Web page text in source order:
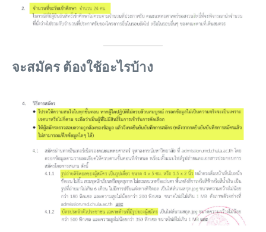
จะสมัคร ต้องใช้อะไรบ้าง